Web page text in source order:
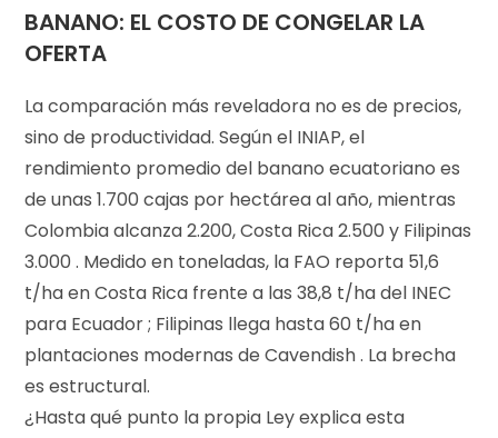
BANANO: EL COSTO DE CONGELAR LA
OFERTA
La comparación más reveladora no es de precios,
sino de productividad. Según el INIAP, el
rendimiento promedio del banano ecuatoriano es
de unas 1.700 cajas por hectárea al año, mientras
Colombia alcanza 2.200, Costa Rica 2.500 y Filipinas
3.000 . Medido en toneladas, la FAO reporta 51,6
t/ha en Costa Rica frente a las 38,8 t/ha del INEC
para Ecuador ; Filipinas llega hasta 60 t/ha en
plantaciones modernas de Cavendish . La brecha
es estructural.
¿Hasta qué punto la propia Ley explica esta